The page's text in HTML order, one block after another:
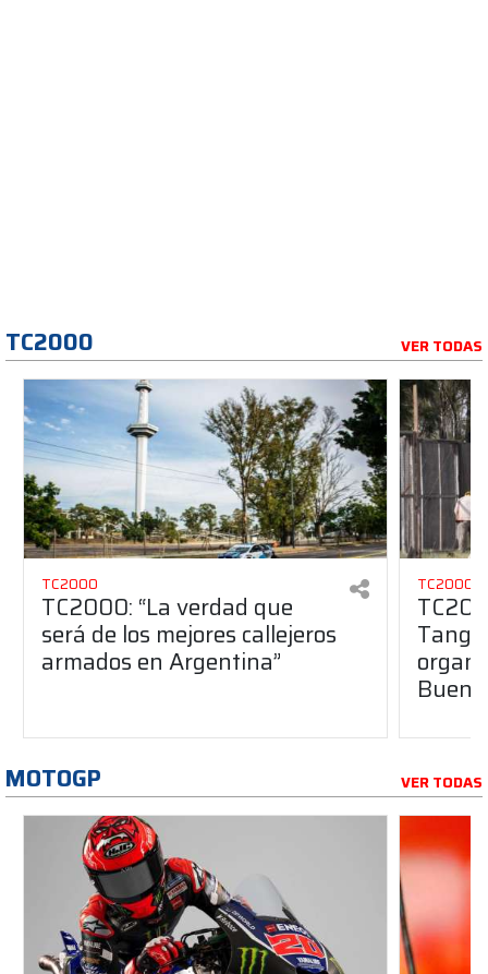
TC2000 VER TODAS
TC2000
TC2000: “La verdad que
será de los mejores callejeros
armados en Argentina”
TC2000
MOTOGP VER TODAS